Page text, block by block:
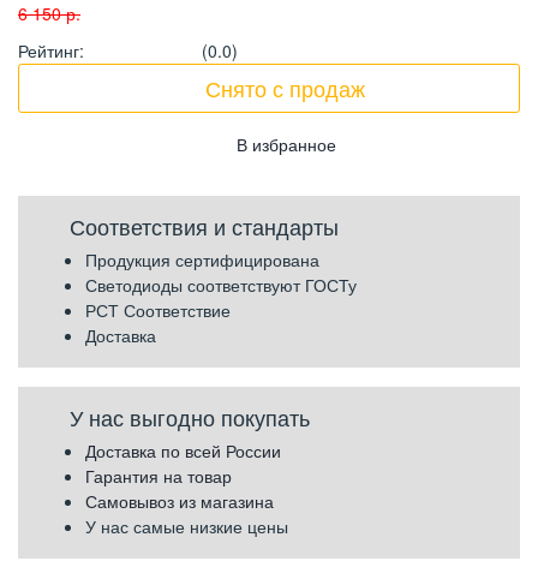
6 150р.
Рейтинг: (0.0)
Снято с продаж
Соответствия и стандарты
Продукция сертифицирована
Светодиоды соответствуют ГОСТу
РСТ Соответствие
Доставка
У нас выгодно покупать
Доставка по всей России
Гарантия на товар
Самовывоз из магазина
У нас самые низкие цены